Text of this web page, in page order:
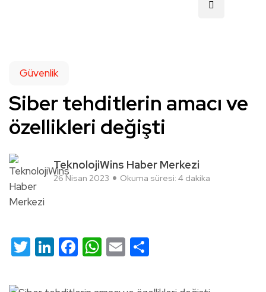
Güvenlik
Siber tehditlerin amacı ve
özellikleri değişti
TeknolojiWins Haber Merkezi
26 Nisan 2023 Okuma süresi: 4 dakika
Twitter
LinkedIn
Facebook
WhatsApp
Email